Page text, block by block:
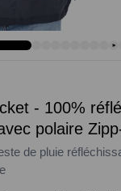
- 100%
polaire
de pluie